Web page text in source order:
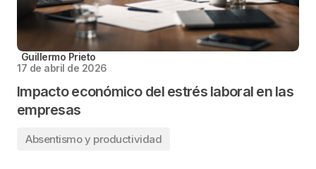
Guillermo Prieto
17 de abril de 2026
Impacto económico del estrés laboral en las
empresas
Absentismo y productividad